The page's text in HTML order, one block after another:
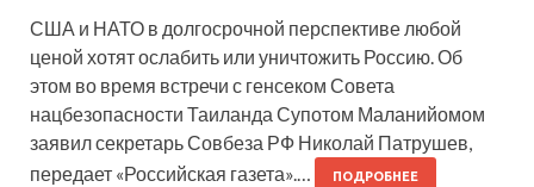
США и НАТО в долгосрочной перспективе любой
ценой хотят ослабить или уничтожить Россию. Об
этом во время встречи с генсеком Совета
нацбезопасности Таиланда Супотом Маланийомом
заявил секретарь Совбеза РФ Николай Патрушев,
передает «Российская газета».…
ПОДРОБНЕЕ